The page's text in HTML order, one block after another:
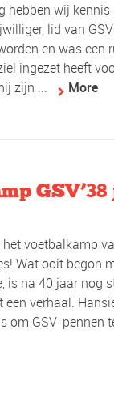
hebben wij
lid van
en was
ingezet heeft
zijn ...
More
voetbalkamp
Wat ooit begon
is na 40 jaar nog
een verhaal.
om GSV-pennen